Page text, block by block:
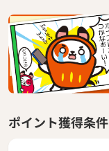
ポイント獲得条件